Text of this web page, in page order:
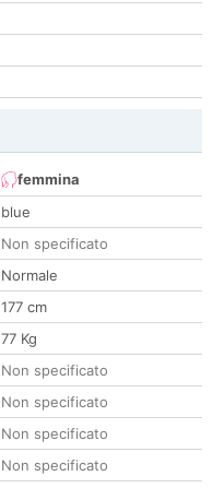
femmina
blue
Non specificato
Normale
177 cm
77 Kg
Non specificato
Non specificato
Non specificato
Non specificato